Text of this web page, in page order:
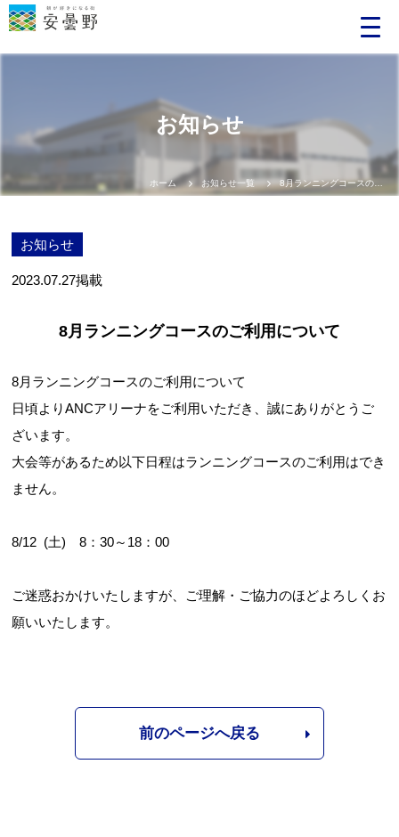
お知らせ
ホーム お知らせ一覧 8月ランニングコースのご利用について
お知らせ
2023.07.27掲載
8月ランニングコースのご利用について
8月ランニングコースのご利用について
日頃よりANCアリーナをご利用いただき、誠にありがとうご
ざいます。
大会等があるため以下日程はランニングコースのご利用はでき
ません。
8/12 (土) 8：30～18：00
ご迷惑おかけいたしますが、ご理解・ご協力のほどよろしくお
願いいたします。
前のページへ戻る